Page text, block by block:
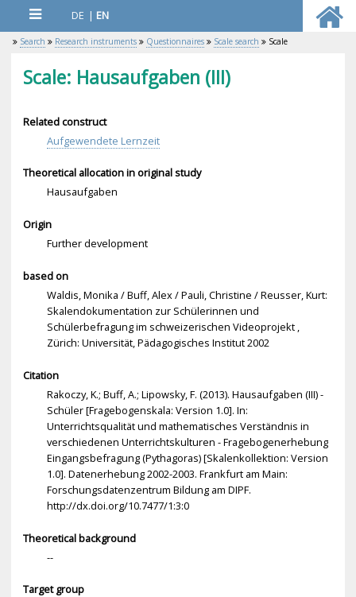
DE | EN
Search Research instruments Questionnaires Scale search Scale
Scale: Hausaufgaben (III)
Related construct
Aufgewendete Lernzeit
Theoretical allocation in original study
Hausaufgaben
Origin
Further development
based on
Waldis, Monika / Buff, Alex / Pauli, Christine / Reusser, Kurt:
Skalendokumentation zur Schülerinnen und
Schülerbefragung im schweizerischen Videoprojekt ,
Zürich: Universität, Pädagogisches Institut 2002
Citation
Rakoczy, K.; Buff, A.; Lipowsky, F. (2013). Hausaufgaben (III) -
Schüler [Fragebogenskala: Version 1.0]. In:
Unterrichtsqualität und mathematisches Verständnis in
verschiedenen Unterrichtskulturen - Fragebogenerhebung
Eingangsbefragung (Pythagoras) [Skalenkollektion: Version
1.0]. Datenerhebung 2002-2003. Frankfurt am Main:
Forschungsdatenzentrum Bildung am DIPF.
http://dx.doi.org/10.7477/1:3:0
Theoretical background
--
Target group